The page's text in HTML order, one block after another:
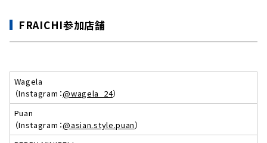
FRAICHI参加店舗
Wagela
（Instagram：@wagela_24）
Puan
（Instagram：@asian.style.puan）